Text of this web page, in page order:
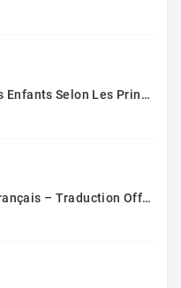
L'éducation Des Enfants Selon Les Principes Du Prophète Sws
Coran Arabe-Français – Traduction Officielle (14x20 Cm ) – Couverture Daim Luxees Dorées